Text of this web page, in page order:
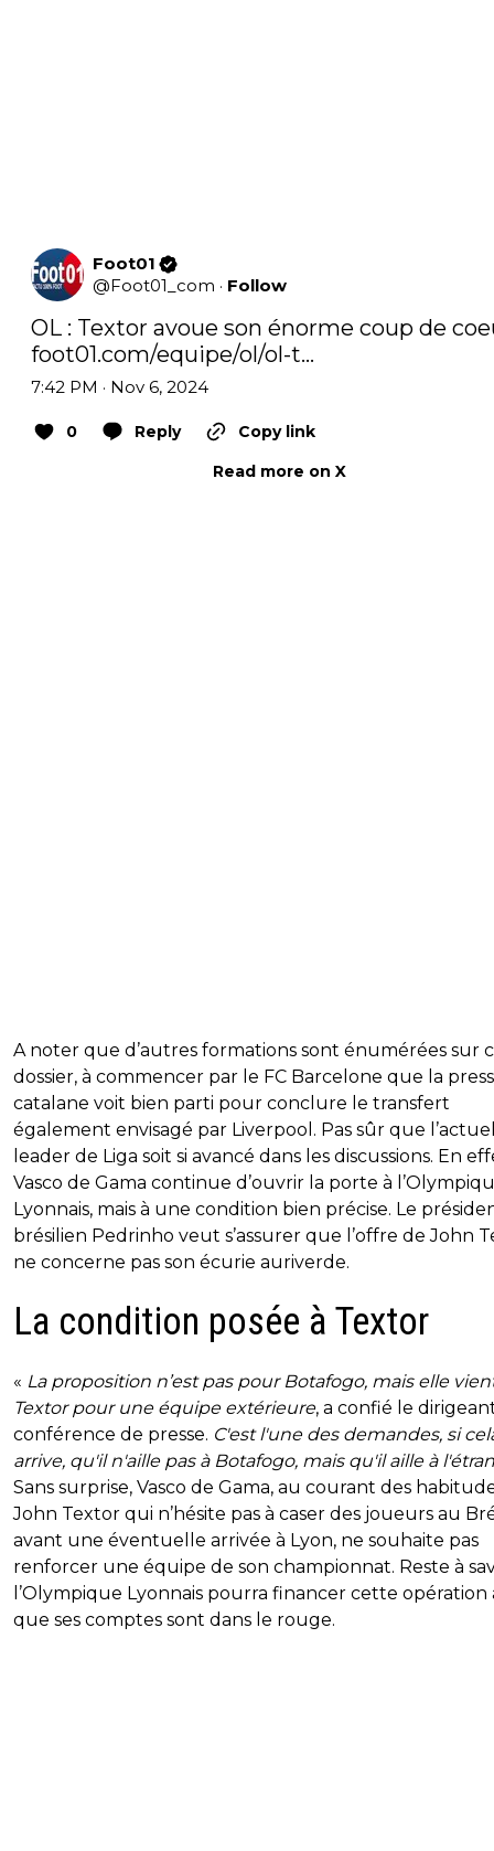
Foot01
@Foot01_com · Follow
foot01.com/equipe/ol/ol-t…
7:42 PM · Nov 6, 2024
0 Reply
Copy link
Read more on X
A noter que d’autres formations sont énumérées sur
dossier, à commencer par le FC Barcelone que la
catalane voit bien parti pour conclure le transfert
également envisagé par Liverpool. Pas sûr que
leader de Liga soit si avancé dans les discussions. En
Vasco de Gama continue d’ouvrir la porte à
Lyonnais, mais à une condition bien précise. Le
brésilien Pedrinho veut s’assurer que l’offre de John
ne concerne pas son écurie auriverde.
La condition posée à Textor
« La proposition n’est pas pour Botafogo, mais elle
Textor pour une équipe extérieure, a confié le
conférence de presse. C'est l'une des demandes, si
arrive, qu'il n'aille pas à Botafogo, mais qu'il aille à
Sans surprise, Vasco de Gama, au courant des
John Textor qui n’hésite pas à caser des joueurs au
avant une éventuelle arrivée à Lyon, ne souhaite pas
renforcer une équipe de son championnat. Reste à
l’Olympique Lyonnais pourra financer cette opération
que ses comptes sont dans le rouge.